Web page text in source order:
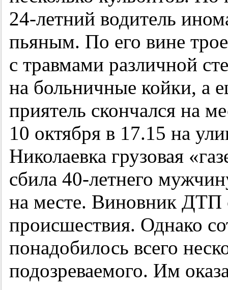
24-летний водитель
пьяным. По его вине
с травмами различной
на больничные койки, а
приятель скончался на
10 октября в 17.15 на
Николаевка грузовая
сбила 40-летнего
на месте. Виновник ДТП
происшествия. Однако
понадобилось всего
подозреваемого. Им